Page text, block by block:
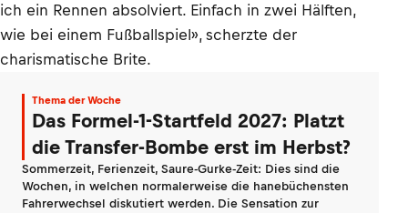
ich ein Rennen absolviert. Einfach in zwei Hälften,
wie bei einem Fußballspiel», scherzte der
charismatische Brite.
Thema der Woche
Das Formel-1-Startfeld 2027: Platzt
die Transfer-Bombe erst im Herbst?
Sommerzeit, Ferienzeit, Saure-Gurke-Zeit: Dies sind die
Wochen, in welchen normalerweise die hanebüchensten
Fahrerwechsel diskutiert werden. Die Sensation zur